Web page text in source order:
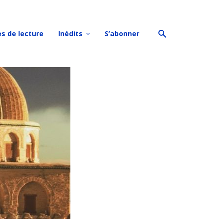
de lecture Inédits S’abonner